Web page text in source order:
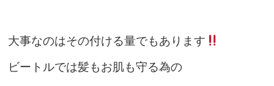
大事なのはその付ける量でもあります
ビートルでは髪もお肌も守る為の